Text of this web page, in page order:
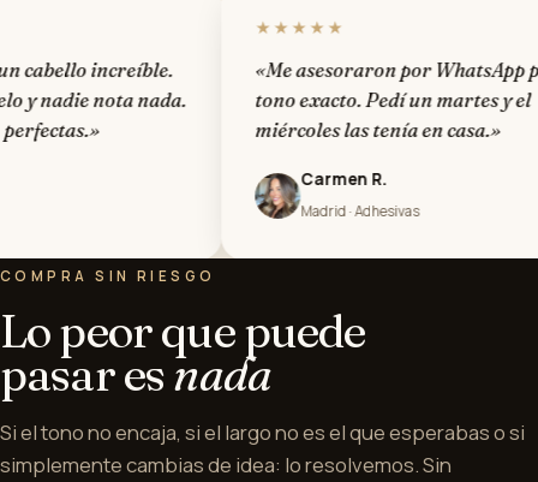
«Me asesoraron por WhatsApp para el
tono exacto. Pedí un martes y el
miércoles las tenía en casa.»
Madrid · Adhesivas
COMPRA SIN RIESGO
Lo peor que puede
pasar esnada
Si el tono no encaja, si el largo no es el que esperabas o si
simplemente cambias de idea: lo resolvemos. Sin